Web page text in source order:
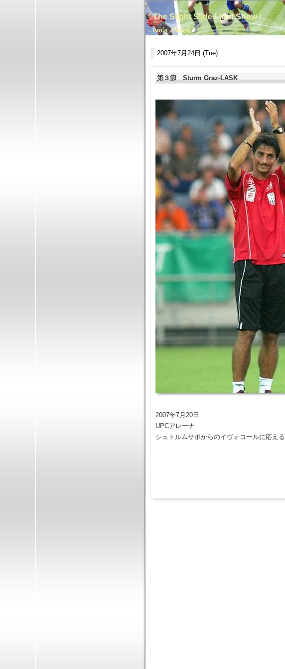
The Slight Slide Light Show /
Ivo's News
2007年7月24日 (Tue)
第３節 Sturm Graz-LASK
2007年7月20日
UPCアレーナ
シュトルムサポからのイヴォコールに応える